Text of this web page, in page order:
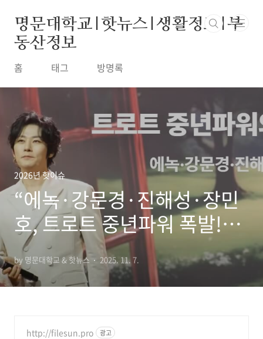
명문대학교|핫뉴스|생활정보|부
동산정보
홈 태그 방명록
2026년 핫이슈
“에녹·강문경·진해성·장민
호, 트로트 중년파워 폭발!
‘트로트 4대천왕’ 준결선 진
출과 한일가왕전 실황까지 완
벽 정리”
by 명문대학교 & 핫뉴스 2025. 11. 7.
http://filesun.pro 광고